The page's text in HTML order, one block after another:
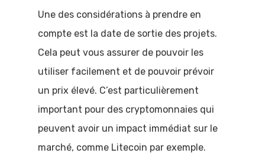
Une des considérations à prendre en
compte est la date de sortie des projets.
Cela peut vous assurer de pouvoir les
utiliser facilement et de pouvoir prévoir
un prix élevé. C’est particulièrement
important pour des cryptomonnaies qui
peuvent avoir un impact immédiat sur le
marché, comme Litecoin par exemple.